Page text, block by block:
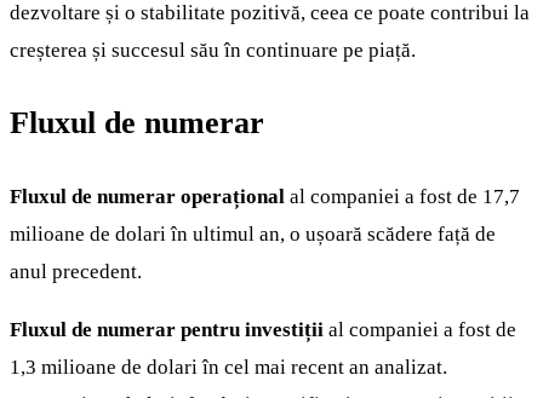
dezvoltare și o stabilitate pozitivă, ceea ce poate contribui la
creșterea și succesul său în continuare pe piață.
Fluxul de numerar
Fluxul de numerar operațional al companiei a fost de 17,7
milioane de dolari în ultimul an, o ușoară scădere față de
anul precedent.
Fluxul de numerar pentru investiții al companiei a fost de
1,3 milioane de dolari în cel mai recent an analizat.